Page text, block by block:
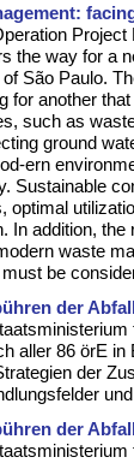
Project
the way for a
São Paulo.
for another
such as
ground
ern
Sustainable
optimal
In addition,
waste
be
der
aller 86 örE in
der
der